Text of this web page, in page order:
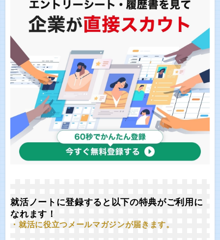
就活ノートに登録すると以下の特典がご利用に
なれます！
・就活に役立つメールマガジンが届きます。